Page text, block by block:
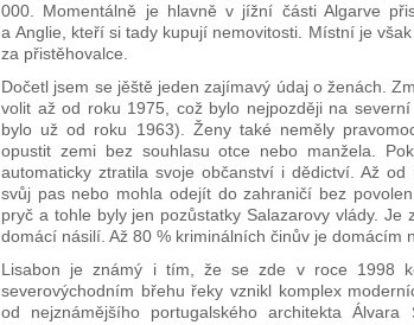
000. Momentálně je hlavně v jížní části Algarve
a Anglie, kteří si tady kupují nemovitosti. Místní je
za přistěhovalce.
Dočetl jsem se jěště jeden zajímavý údaj o ženách.
volit až od roku 1975, což bylo nejpozději na
bylo už od roku 1963). Ženy také neměly
opustit zemi bez souhlasu otce nebo manžela.
automaticky ztratila svoje občanství i dědictví. Až
svůj pas nebo mohla odejít do zahraničí bez
pryč a tohle byly jen pozůstatky Salazarovy vlády. Je
domácí násilí. Až 80 % kriminálních činův je domácím
Lisabon je známý i tím, že se zde v roce 1998
severovýchodním břehu řeky vznikl komplex
od nejznámějšího portugalského architekta Álvara